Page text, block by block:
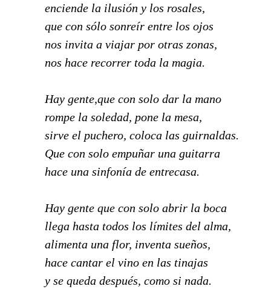
enciende la ilusión y los rosales,
que con sólo sonreír entre los ojos
nos invita a viajar por otras zonas,
nos hace recorrer toda la magia.
Hay gente,que con solo dar la mano
rompe la soledad, pone la mesa,
sirve el puchero, coloca las guirnaldas.
Que con solo empuñar una guitarra
hace una sinfonía de entrecasa.
Hay gente que con solo abrir la boca
llega hasta todos los límites del alma,
alimenta una flor, inventa sueños,
hace cantar el vino en las tinajas
y se queda después, como si nada.